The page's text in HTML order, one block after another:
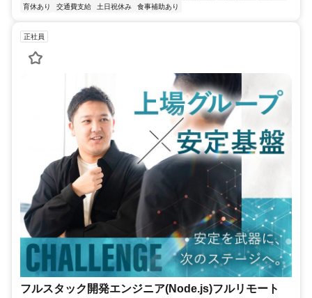
育休あり
交通費支給 土日祝休み 食事補助あり
正社員
フルスタック開発エンジニア(Node.js)フルリモート